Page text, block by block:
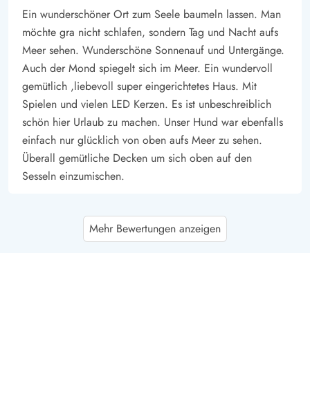
Ein wunderschöner Ort zum Seele baumeln lassen. Man
möchte gra nicht schlafen, sondern Tag und Nacht aufs
Meer sehen. Wunderschöne Sonnenauf und Untergänge.
Auch der Mond spiegelt sich im Meer. Ein wundervoll
gemütlich ,liebevoll super eingerichtetes Haus. Mit
Spielen und vielen LED Kerzen. Es ist unbeschreiblich
schön hier Urlaub zu machen. Unser Hund war ebenfalls
einfach nur glücklich von oben aufs Meer zu sehen.
Überall gemütliche Decken um sich oben auf den
Sesseln einzumischen.
Andreas Kromer
Deutschland
5 von 5
5 out of 5
Mehr Bewertungen anzeigen